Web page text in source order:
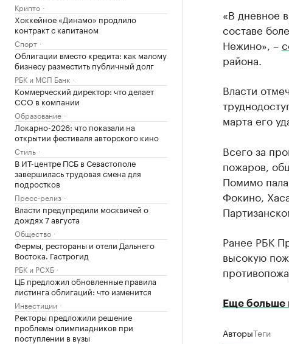
Крипто
Хоккейное «Динамо» продлило
контракт с капитаном
Спорт
Облигации вместо кредита: как малому
бизнесу разместить публичный долг
РБК и МСП Банк
Коммерческий директор: что делает
CCO в компании
Образование
Локарно-2026: что показали на
открытии фестиваля авторского кино
Стиль
В ИТ-центре ПСБ в Севастополе
завершилась трудовая смена для
подростков
Пресс-релиз
Власти предупредили москвичей о
дождях 7 августа
Общество
Фермы, рестораны и отели Дальнего
Востока. Гастрогид
РБК и РСХБ
ЦБ предложил обновленные правила
листинга облигаций: что изменится
Инвестиции
Ректоры предложили решение
проблемы олимпиадников при
поступлении в вузы
«В дневное
составе
Нежино», –
района.
Власти
марта его
Всего за
пожаров,
Помимо
Фокино,
Ранее РБК
высокую
Еще больше
АвторыТеги